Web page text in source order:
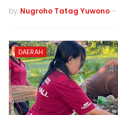
by Nugroho Tatag Yuwono -
DAERAH